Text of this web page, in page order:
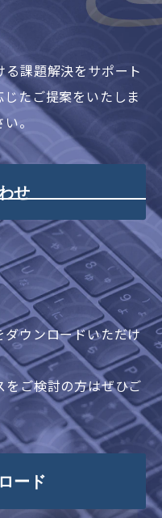
課題解決をサポート
たご提案をいたしま
。
せ
ダウンロードいただけ
ご検討の方はぜひご
ード